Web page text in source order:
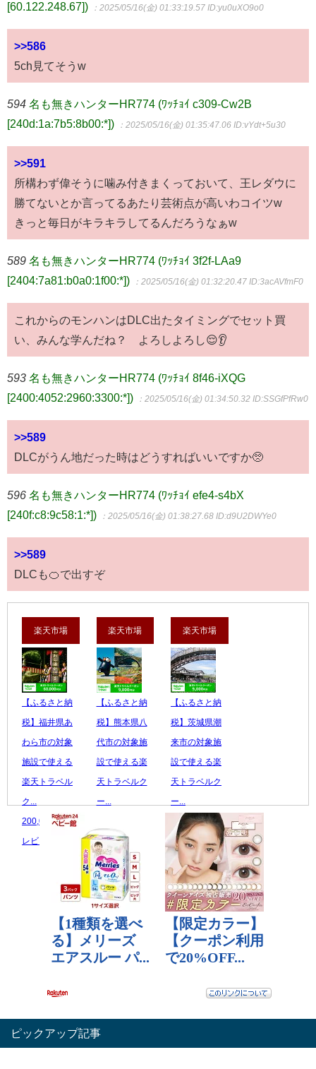
[60.122.248.67])
：2025/05/16(金) 01:33:19.57 ID:yu0uXO9o0
>>586
5ch見てそうw
594 名も無きハンターHR774 (ﾜｯﾁｮｲ c309-Cw2B
[240d:1a:7b5:8b00:*])
：2025/05/16(金) 01:35:47.06 ID:vYdt+5u30
>>591
所構わず偉そうに噛み付きまくっておいて、王レダウに
勝てないとか言ってるあたり芸術点が高いわコイツw
きっと毎日がキラキラしてるんだろうなぁw
589 名も無きハンターHR774 (ﾜｯﾁｮｲ 3f2f-LAa9
[2404:7a81:b0a0:1f00:*])
：2025/05/16(金) 01:32:20.47 ID:3acAVfmF0
これからのモンハンはDLC出たタイミングでセット買
い、みんな学んだね？ よろしよろし😌👂
593 名も無きハンターHR774 (ﾜｯﾁｮｲ 8f46-iXQG
[2400:4052:2960:3300:*])
：2025/05/16(金) 01:34:50.32 ID:SSGfPfRw0
>>589
DLCがうん地だった時はどうすればいいですか🥺
596 名も無きハンターHR774 (ﾜｯﾁｮｲ efe4-s4bX
[240f:c8:9c58:1:*])
：2025/05/16(金) 01:38:27.68 ID:d9U2DWYe0
>>589
DLCも🍊で出すぞ
楽天市場
【ふるさと納
税】福井県あ
わら市の対象
施設で使える
楽天トラベル
ク...
200,000 円
レビュー数：0
楽天市場
【ふるさと納
税】熊本県八
代市の対象施
設で使える楽
天トラベルク
ー...
レビュー数：0
楽天市場
【ふるさと納
税】茨城県潮
来市の対象施
設で使える楽
天トラベルク
ー...
30,000 円
レビュー数：0
ピックアップ記事